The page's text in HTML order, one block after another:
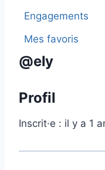
Engagements
Mes favoris
@ely
Profil
Inscrit·e : il y a 1